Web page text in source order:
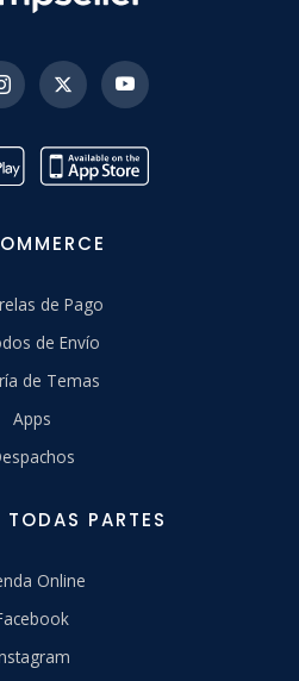
de Pago
de Envío
de Temas
Apps
TODAS PARTES
Online